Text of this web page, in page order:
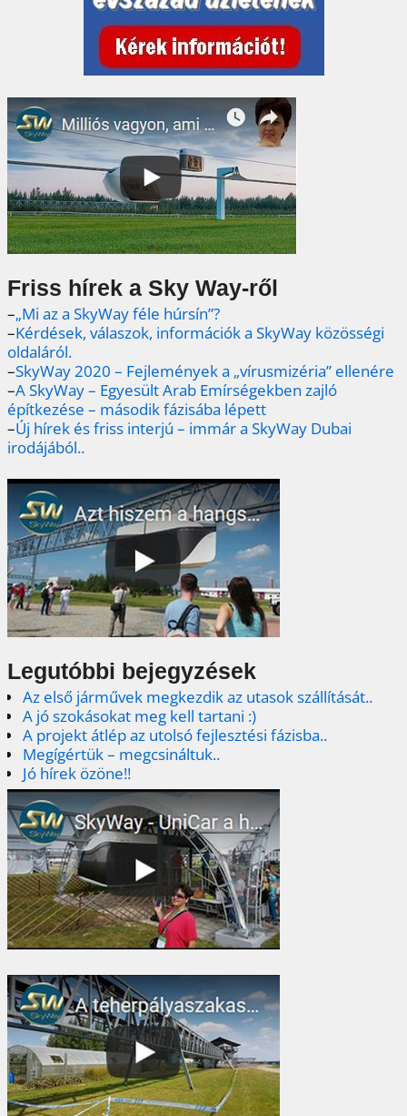
Friss hírek a Sky Way-ről
–„Mi az a SkyWay féle húrsín”?
–Kérdések, válaszok, információk a SkyWay közösségi
oldaláról.
–SkyWay 2020 – Fejlemények a „vírusmizéria” ellenére
–A SkyWay – Egyesült Arab Emírségekben zajló
építkezése – második fázisába lépett
–Új hírek és friss interjú – immár a SkyWay Dubai
irodájából..
Legutóbbi bejegyzések
Az első járművek megkezdik az utasok szállítását..
A jó szokásokat meg kell tartani :)
A projekt átlép az utolsó fejlesztési fázisba..
Megígértük – megcsináltuk..
Jó hírek özöne!!